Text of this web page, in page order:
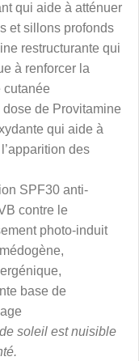
qui aide à atténuer
et sillons profonds
restructurante qui
à renforcer la
cutanée
dose de Provitamine
qui aide à
des
SPF30 anti-
contre le
photo-induit
base de
soleil est nuisible